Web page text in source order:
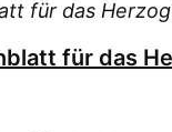
für das
für das